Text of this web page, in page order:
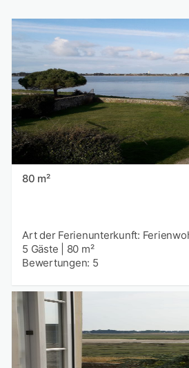
80 m²
Art der Ferienunterkunft:
5 Gäste
80 m²
Bewertungen: 5